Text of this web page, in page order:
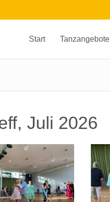
Start Tanzangebote
Juli 2026